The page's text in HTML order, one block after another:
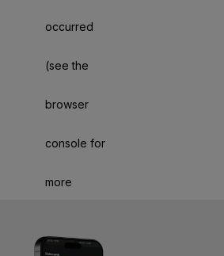
occurred
(see the
browser
console for
more